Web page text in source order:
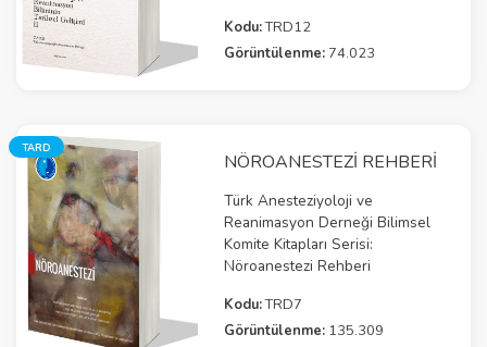
Kodu:TRD12
Görüntülenme: 74.023
TARD
NÖROANESTEZİ REHBERİ
Türk Anesteziyoloji ve
Reanimasyon Derneği Bilimsel
Komite Kitapları Serisi:
Nöroanestezi Rehberi
Kodu:TRD7
Görüntülenme: 135.309